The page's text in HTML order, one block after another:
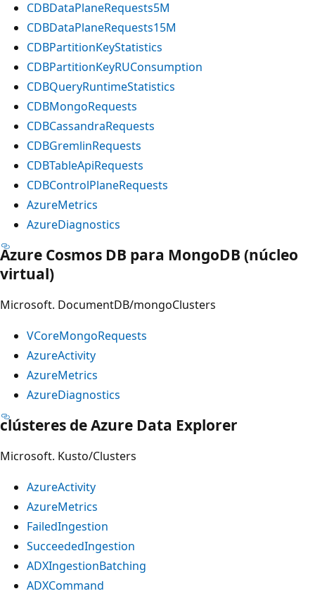
CDBDataPlaneRequests5M
CDBDataPlaneRequests15M
CDBPartitionKeyStatistics
CDBPartitionKeyRUConsumption
CDBQueryRuntimeStatistics
CDBMongoRequests
CDBCassandraRequests
CDBGremlinRequests
CDBTableApiRequests
CDBControlPlaneRequests
AzureMetrics
AzureDiagnostics
Azure Cosmos DB para MongoDB (núcleo
virtual)
Microsoft. DocumentDB/mongoClusters
VCoreMongoRequests
AzureActivity
AzureMetrics
AzureDiagnostics
clústeres de Azure Data Explorer
Microsoft. Kusto/Clusters
AzureActivity
AzureMetrics
FailedIngestion
SucceededIngestion
ADXIngestionBatching
ADXCommand